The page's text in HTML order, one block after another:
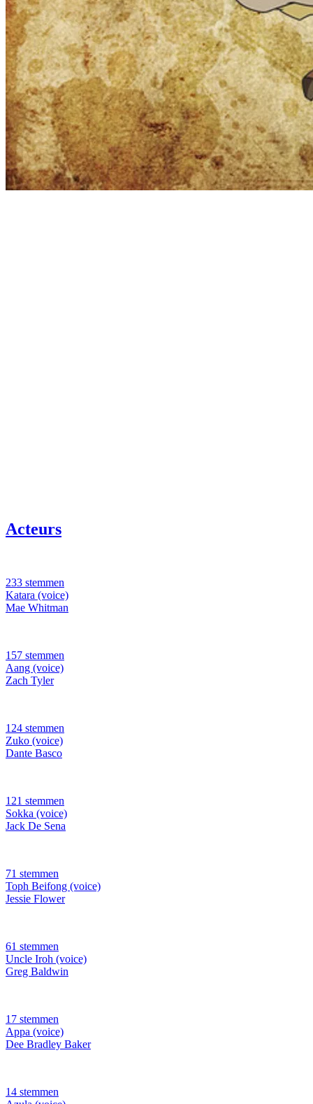
Acteurs
233 stemmen
Katara (voice)
Mae Whitman
157 stemmen
Aang (voice)
Zach Tyler
124 stemmen
Zuko (voice)
Dante Basco
121 stemmen
Sokka (voice)
Jack De Sena
71 stemmen
Toph Beifong (voice)
Jessie Flower
61 stemmen
Uncle Iroh (voice)
Greg Baldwin
17 stemmen
Appa (voice)
Dee Bradley Baker
14 stemmen